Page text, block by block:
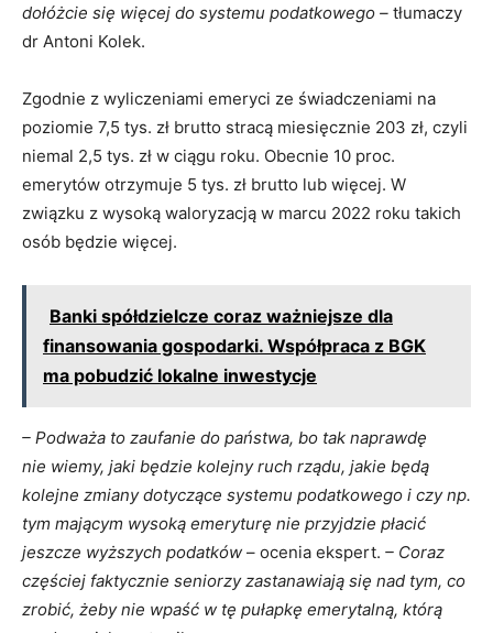
dołóżcie się więcej do systemu podatkowego – tłumaczy
dr Antoni Kolek.
Zgodnie z wyliczeniami emeryci ze świadczeniami na
poziomie 7,5 tys. zł brutto stracą miesięcznie 203 zł, czyli
niemal 2,5 tys. zł w ciągu roku. Obecnie 10 proc.
emerytów otrzymuje 5 tys. zł brutto lub więcej. W
związku z wysoką waloryzacją w marcu 2022 roku takich
osób będzie więcej.
Banki spółdzielcze coraz ważniejsze dla
finansowania gospodarki. Współpraca z BGK
ma pobudzić lokalne inwestycje
– Podważa to zaufanie do państwa, bo tak naprawdę
nie wiemy, jaki będzie kolejny ruch rządu, jakie będą
kolejne zmiany dotyczące systemu podatkowego i czy np.
tym mającym wysoką emeryturę nie przyjdzie płacić
jeszcze wyższych podatków – ocenia ekspert. – Coraz
częściej faktycznie seniorzy zastanawiają się nad tym, co
zrobić, żeby nie wpaść w tę pułapkę emerytalną, którą